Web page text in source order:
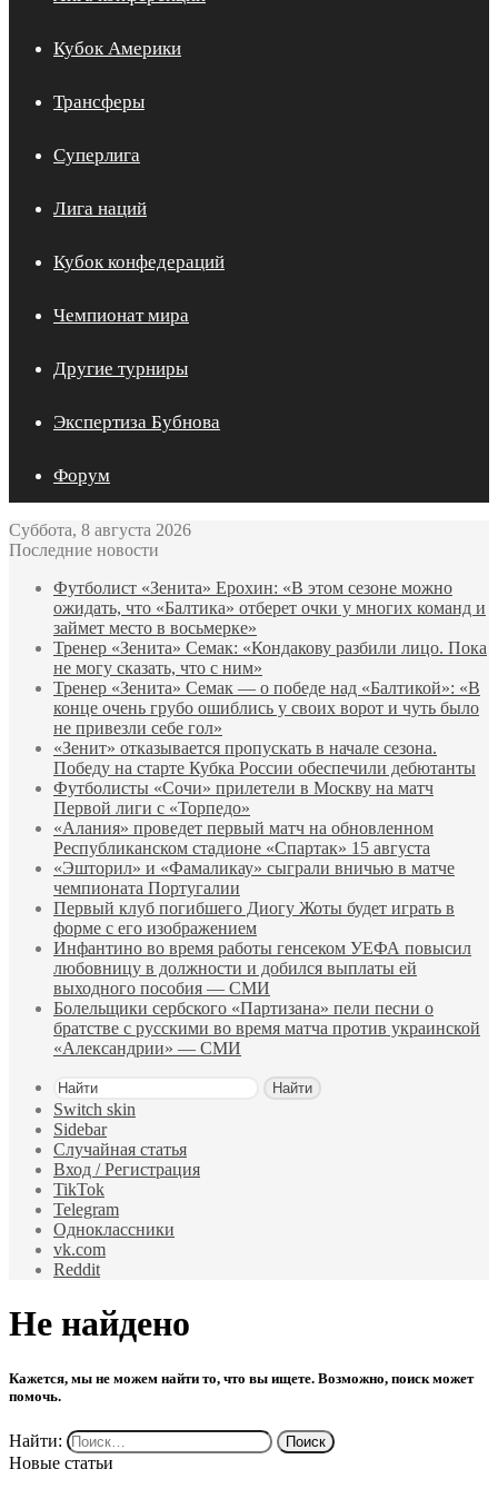
Кубок Америки
Трансферы
Суперлига
Лига наций
Кубок конфедераций
Чемпионат мира
Другие турниры
Экспертиза Бубнова
Форум
Суббота, 8 августа 2026
Последние новости
Футболист «Зенита» Ерохин: «В этом сезоне можно
ожидать, что «Балтика» отберет очки у многих команд и
займет место в восьмерке»
Тренер «Зенита» Семак: «Кондакову разбили лицо. Пока
не могу сказать, что с ним»
Тренер «Зенита» Семак — о победе над «Балтикой»: «В
конце очень грубо ошиблись у своих ворот и чуть было
не привезли себе гол»
«Зенит» отказывается пропускать в начале сезона.
Победу на старте Кубка России обеспечили дебютанты
Футболисты «Сочи» прилетели в Москву на матч
Первой лиги с «Торпедо»
«Алания» проведет первый матч на обновленном
Республиканском стадионе «Спартак» 15 августа
«Эшторил» и «Фамаликау» сыграли вничью в матче
чемпионата Португалии
Первый клуб погибшего Диогу Жоты будет играть в
форме с его изображением
Инфантино во время работы генсеком УЕФА повысил
любовницу в должности и добился выплаты ей
выходного пособия — СМИ
Болельщики сербского «Партизана» пели песни о
братстве с русскими во время матча против украинской
«Александрии» — СМИ
Найти
Switch skin
Sidebar
Случайная статья
Вход / Регистрация
TikTok
Telegram
Одноклассники
vk.com
Reddit
Не найдено
Кажется, мы не можем найти то, что вы ищете. Возможно, поиск может
помочь.
Найти:
Новые статьи